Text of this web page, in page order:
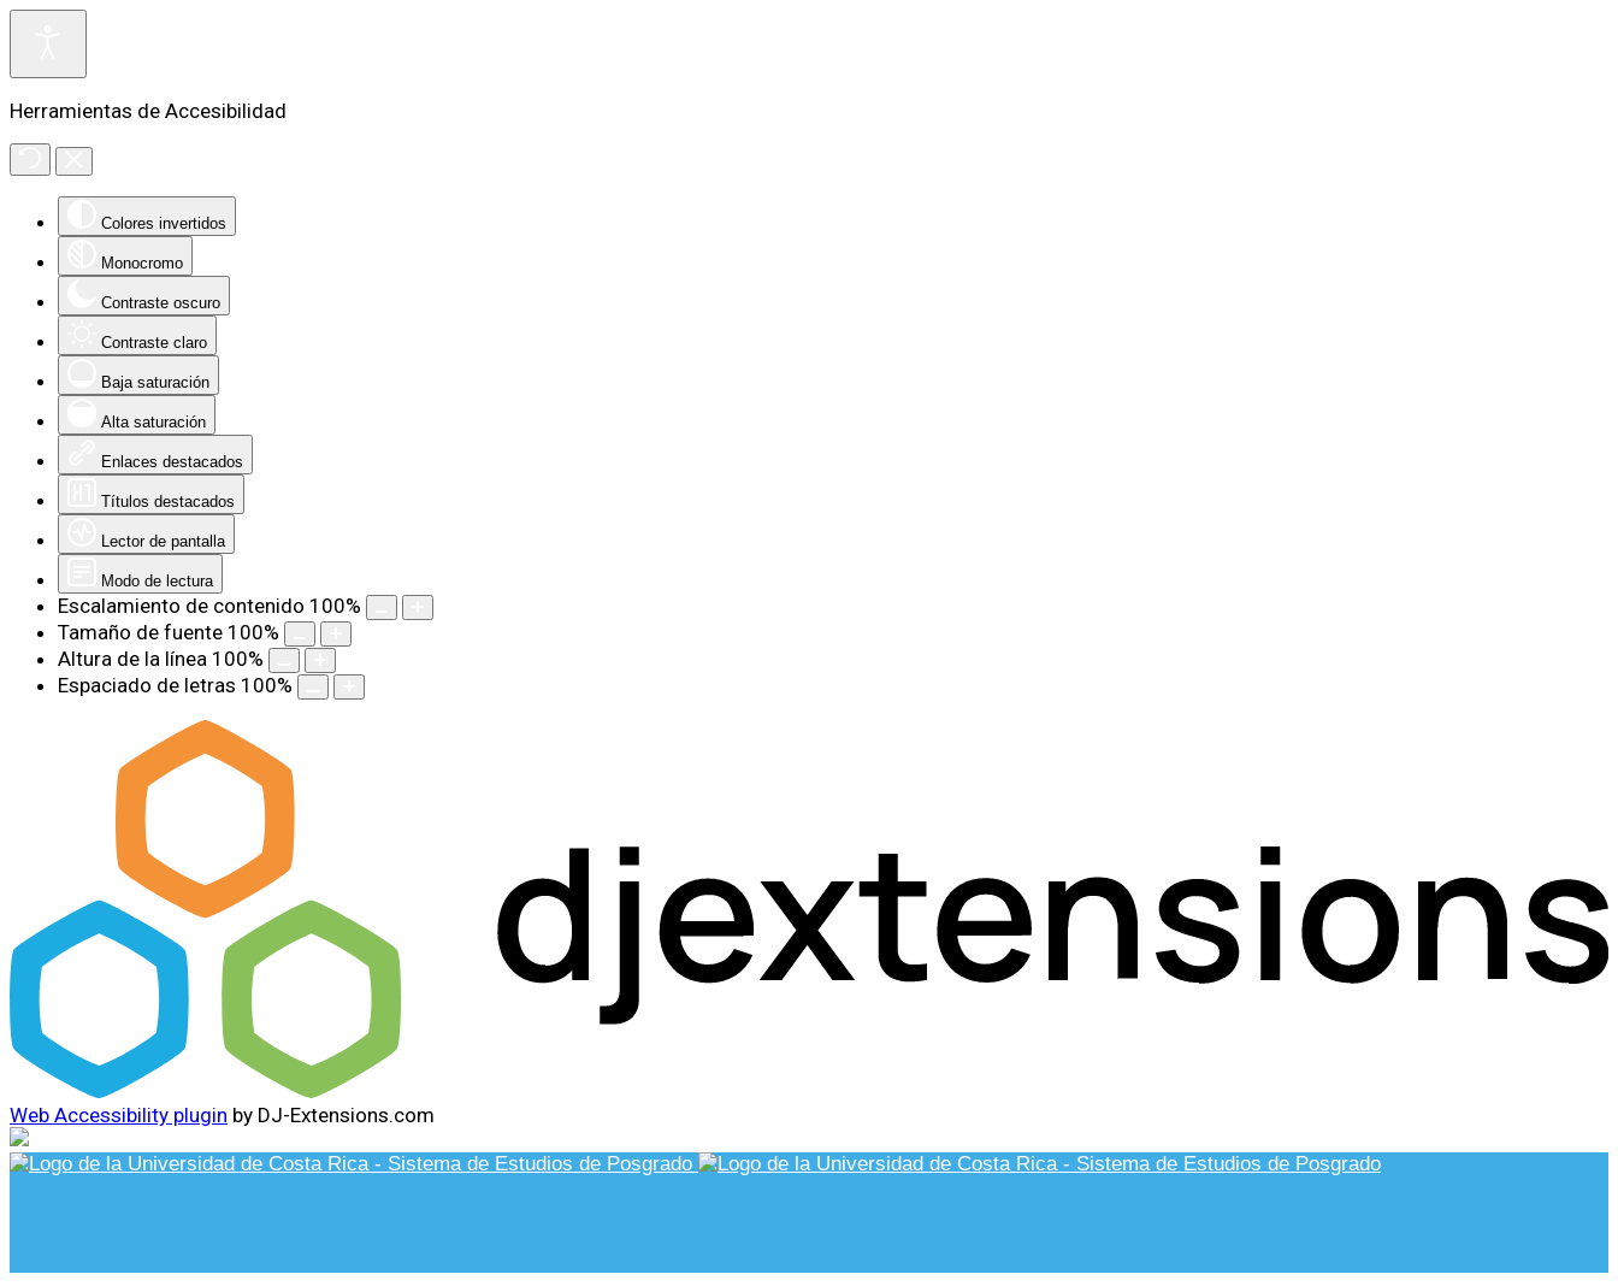
Herramientas de Accesibilidad
Colores invertidos
Monocromo
Contraste oscuro
Contraste claro
Baja saturación
Alta saturación
Enlaces destacados
Títulos destacados
Lector de pantalla
Modo de lectura
Escalamiento de contenido 100%
Tamaño de fuente 100%
Altura de la línea 100%
Espaciado de letras 100%
Web Accessibility plugin by DJ-Extensions.com